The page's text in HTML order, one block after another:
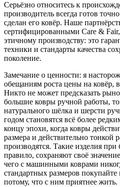
Серьёзно относитесь к
производитель всегда готов
сделан его ковёр. Наше
сертифицированными Care & Fair,
этичному производству: это
техники и стандарты качества
поколение.
Замечание о ценности: я
обещаниям роста цены на ковёр,
Никто не может предсказать
большие ковры ручной работы,
натурального шёлка и шерсти
годом становятся всё более
концу эпохи, когда ковры
размера и действительно тонкой
производятся. Такие изделия
правило, сохраняют своё
чего с машинными коврами
стандартных размеров
потому, что с ним приятнее жить.